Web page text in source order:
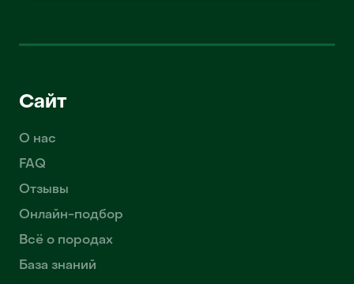
Сайт
О нас
FAQ
Отзывы
Онлайн-подбор
Всё о породах
База знаний